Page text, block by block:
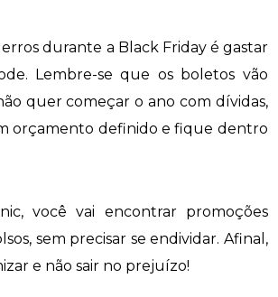
durante a Black Friday é gastar
Lembre-se que os boletos vão
quer começar o ano com dívidas,
orçamento definido e fique dentro
você vai encontrar promoções
sem precisar se endividar. Afinal,
e não sair no prejuízo!